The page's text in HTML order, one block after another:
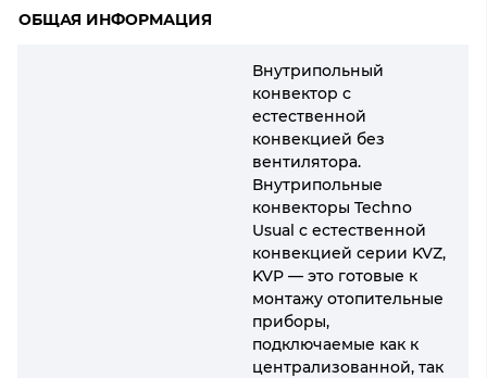
ОБЩАЯ ИНФОРМАЦИЯ
Внутрипольный
конвектор с
естественной
конвекцией без
вентилятора.
Внутрипольные
конвекторы Techno
Usual с естественной
конвекцией серии KVZ,
KVP — это готовые к
монтажу отопительные
приборы,
подключаемые как к
централизованной, так